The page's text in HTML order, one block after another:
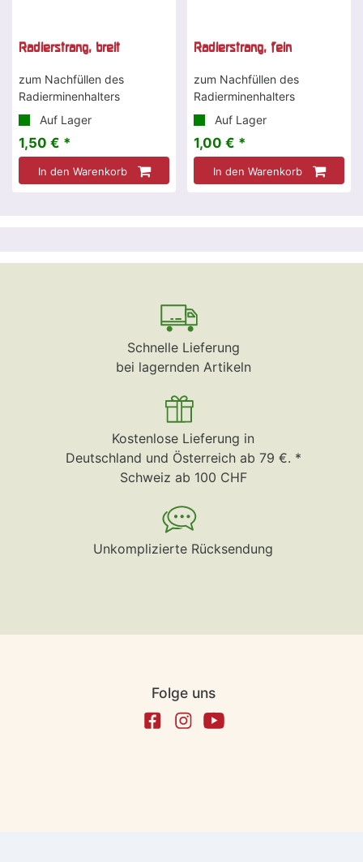
Radierstrang, breit
zum Nachfüllen des
Radierminenhalters
Auf Lager
1,50 € *
In den Warenkorb
Radierstrang, fein
zum Nachfüllen des
Radierminenhalters
Auf Lager
1,00 € *
In den Warenkorb
Schnelle Lieferung
bei lagernden Artikeln
Kostenlose Lieferung in
Deutschland und Österreich ab 79 €. *
Schweiz ab 100 CHF
Unkomplizierte Rücksendung
Folge uns